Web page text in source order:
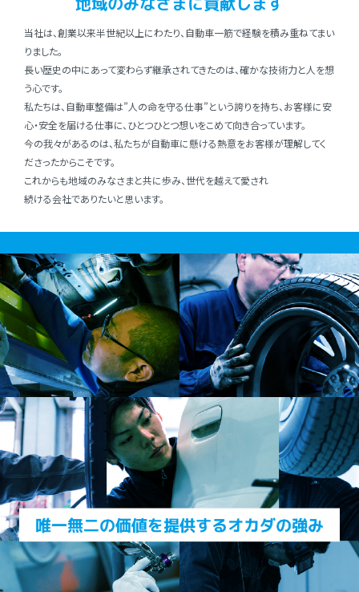
当社は、創業以来半世紀以上にわたり、⾃動⾞⼀筋で経験を積み重ねてまい
りました。
⻑い歴史の中にあって変わらず継承されてきたのは、確かな技術⼒と⼈を想
う⼼です。
私たちは、⾃動⾞整備は”⼈の命を守る仕事”という誇りを持ち、お客様に安
⼼・安全を届ける仕事に、ひとつひとつ想いをこめて向き合っています。
今の我々があるのは、私たちが⾃動⾞に懸ける熱意をお客様が理解してく
ださったからこそです。
これからも地域のみなさまと共に歩み、世代を越えて愛され
続ける会社でありたいと思います。